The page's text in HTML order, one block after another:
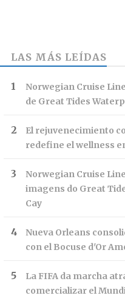
LAS MÁS LEÍDAS
Norwegian Cruise
de Great Tides
El rejuvenecimiento
redefine el wellness
Norwegian Cruise
imagens do Great
Cay
Nueva Orleans
con el Bocuse d'Or
La FIFA da marcha
comercializar el